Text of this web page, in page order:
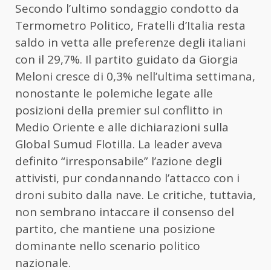
Secondo l’ultimo sondaggio condotto da
Termometro Politico, Fratelli d’Italia resta
saldo in vetta alle preferenze degli italiani
con il 29,7%. Il partito guidato da Giorgia
Meloni cresce di 0,3% nell’ultima settimana,
nonostante le polemiche legate alle
posizioni della premier sul conflitto in
Medio Oriente e alle dichiarazioni sulla
Global Sumud Flotilla. La leader aveva
definito “irresponsabile” l’azione degli
attivisti, pur condannando l’attacco con i
droni subito dalla nave. Le critiche, tuttavia,
non sembrano intaccare il consenso del
partito, che mantiene una posizione
dominante nello scenario politico
nazionale.